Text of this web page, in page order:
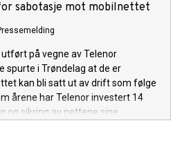
sabotasje mot mobilnettet
utført på vegne av Telenor
spurte i Trøndelag at de er
kan bli satt ut av drift som følge
årene har Telenor investert 14
og sikring av nettene sine.